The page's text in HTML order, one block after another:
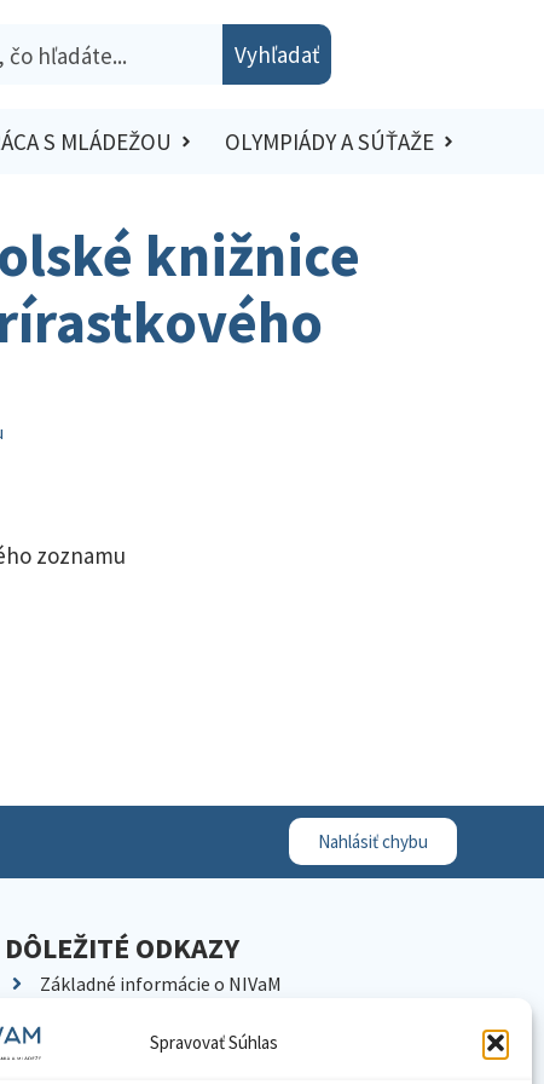
Spravovať Súhlas
Vyhľadať
S MLÁDEŽOU OLYMPIÁDY A SÚŤAŽE
knižnice
zoznamu
Nahlásiť chybu
DÔLEŽITÉ ODKAZY
Základné informácie o NIVaM
Kariéra